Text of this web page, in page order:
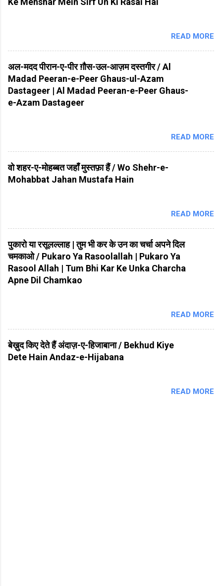
READ MORE
अल-मदद पीरान-ए-पीर ग़ौस-उल-आज़म दस्तगीर / Al
Madad Peeran-e-Peer Ghaus-ul-Azam
Dastageer | Al Madad Peeran-e-Peer Ghaus-
e-Azam Dastageer
READ MORE
वो शहर-ए-मोहब्बत जहाँ मुस्तफ़ा हैं / Wo Shehr-e-
Mohabbat Jahan Mustafa Hain
READ MORE
पुकारो या रसूलल्लाह | तुम भी कर के उन का चर्चा अपने दिल
चमकाओ / Pukaro Ya Rasoolallah | Pukaro Ya
Rasool Allah | Tum Bhi Kar Ke Unka Charcha
Apne Dil Chamkao
READ MORE
बेख़ुद किए देते हैं अंदाज़-ए-हिजाबाना / Bekhud Kiye
Dete Hain Andaz-e-Hijabana
READ MORE